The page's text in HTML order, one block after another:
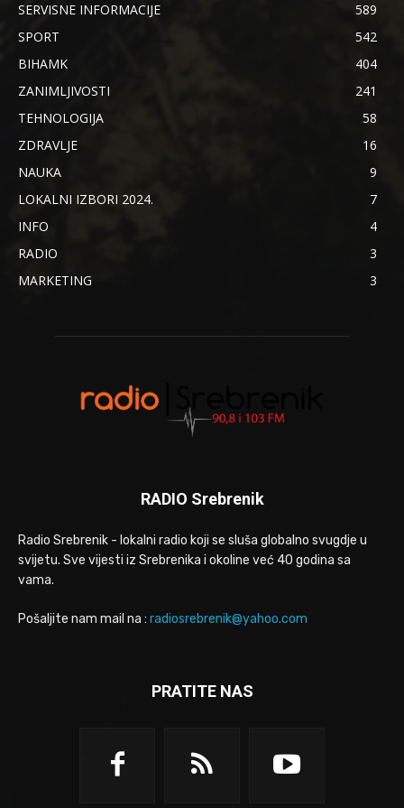
SERVISNE INFORMACIJE
589
SPORT
542
BIHAMK
404
ZANIMLJIVOSTI
241
TEHNOLOGIJA
58
ZDRAVLJE
16
NAUKA
9
LOKALNI IZBORI 2024.
7
INFO
4
RADIO
3
MARKETING
3
RADIO Srebrenik
Radio Srebrenik - lokalni radio koji se sluša globalno svugdje u
svijetu. Sve vijesti iz Srebrenika i okoline već 40 godina sa
vama.
Pošaljite nam mail na : radiosrebrenik@yahoo.com
PRATITE NAS